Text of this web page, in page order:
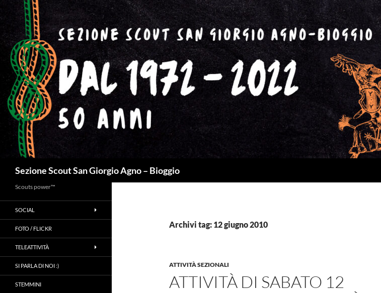
Sezione Scout San Giorgio Agno – Bioggio
Archivi tag: 12 giugno 2010
ATTIVITÀ SEZIONALI
ATTIVITÀ DI SABATO 12
Scouts power™
SOCIAL
FOTO / FLICKR
TELEATTIVITÀ
SI PARLA DI NOI :)
STEMMINI